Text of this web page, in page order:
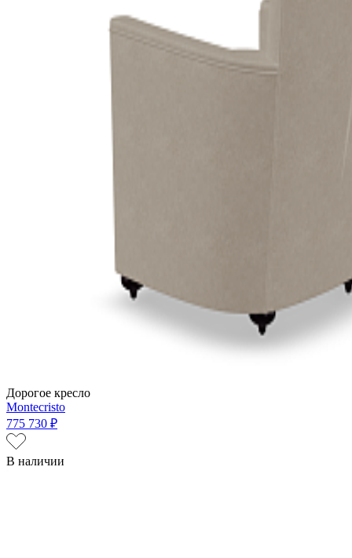
Дорогое кресло
Montecristo
775 730 ₽
В наличии